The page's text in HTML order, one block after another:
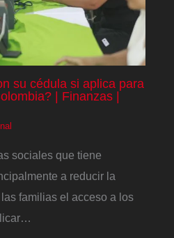
su cédula si aplica para
| Finanzas |
sociales que tiene
a reducir la
familias el acceso a los